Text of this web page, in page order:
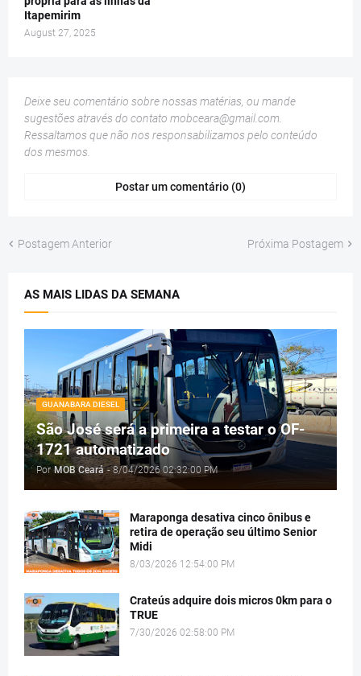
Itapemirim
August 27, 2025
Deixe seu comentário sobre nossas matérias, ou mande
sugestões através do contato mobceara@gmail.com
Ressaltamos que não nos responsabilizamos pelo conteúdo
dos mesmos.
Postar um comentário (0)
Postagem Anterior Próxima Postagem
AS MAIS LIDAS DA SEMANA
GUANABARA DIESEL
São José será a primeira a testar o OF-
1721 automatizado
Por MOB Ceará - 8/04/2026 02:32:00 PM
Maraponga desativa cinco ônibus e
retira de operação seu último Senior
Midi
8/03/2026 12:54:00 PM
Crateús adquire dois micros 0km para o
TRUE
7/30/2026 02:58:00 PM